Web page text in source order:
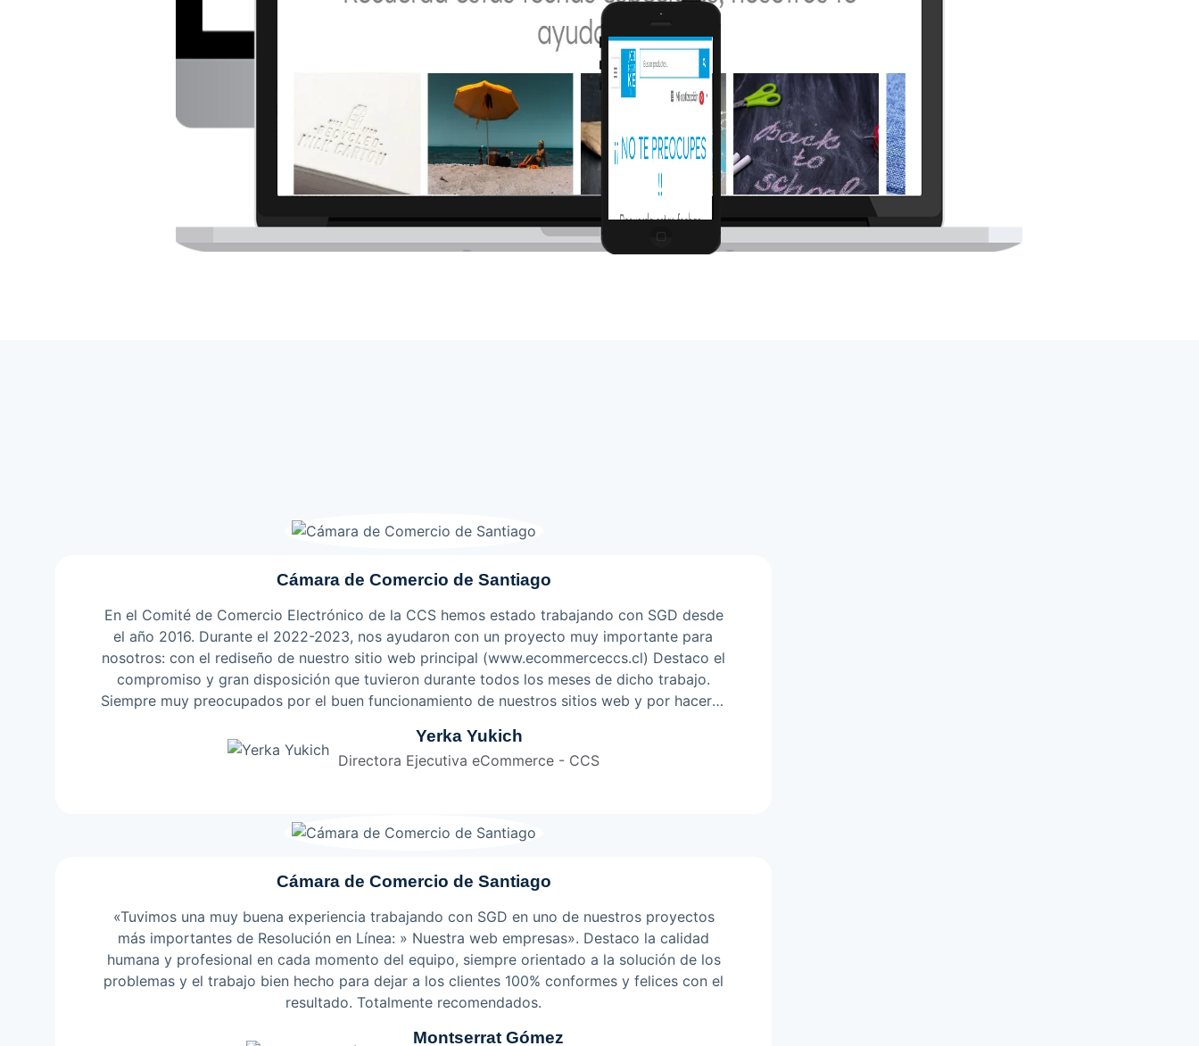
Cámara de Comercio de Santiago
En el Comité de Comercio Electrónico de la CCS hemos estado trabajando con SGD desde
el año 2016. Durante el 2022-2023, nos ayudaron con un proyecto muy importante para
nosotros: con el rediseño de nuestro sitio web principal (www.ecommerceccs.cl) Destaco el
compromiso y gran disposición que tuvieron durante todos los meses de dicho trabajo.
Siempre muy preocupados por el buen funcionamiento de nuestros sitios web y por hacerse
que han tenido con todo el equipo.
Yerka Yukich
Directora Ejecutiva eCommerce - CCS
Cámara de Comercio de Santiago
«Tuvimos una muy buena experiencia trabajando con SGD en uno de nuestros proyectos
más importantes de Resolución en Línea: » Nuestra web empresas». Destaco la calidad
humana y profesional en cada momento del equipo, siempre orientado a la solución de los
problemas y el trabajo bien hecho para dejar a los clientes 100% conformes y felices con el
resultado. Totalmente recomendados.
Montserrat Gómez